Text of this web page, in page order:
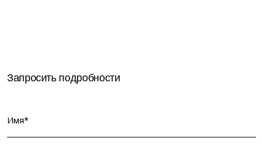
Запросить подробности
Имя*